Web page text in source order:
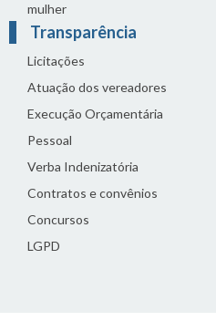
mulher
Transparência
Licitações
Atuação dos vereadores
Execução Orçamentária
Pessoal
Verba Indenizatória
Contratos e convênios
Concursos
LGPD